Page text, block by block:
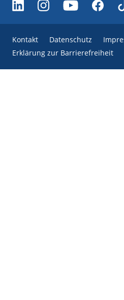
Kontakt Datenschutz
Erklärung zur Barrierefreiheit